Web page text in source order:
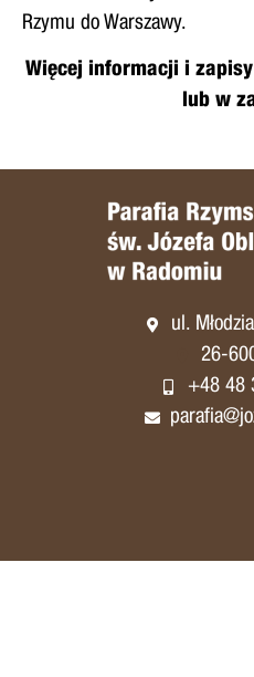
Rzymu do Warszawy.
Więcej informacji i
lub w
ul.
26-
+48 48